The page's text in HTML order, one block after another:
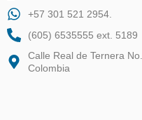
+57 301 521 2954.
(605) 6535555 ext. 5189
Calle Real de Ternera
Colombia